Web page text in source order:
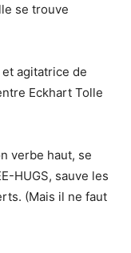
se trouve
agitatrice de
Eckhart Tolle
verbe haut, se
HUGS, sauve les
(Mais il ne faut